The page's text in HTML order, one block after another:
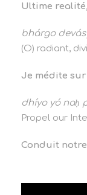
Ultime
bhárgo
(O) radiant,
Je médite
dhíyo yó naḥ
Propel our
Conduit